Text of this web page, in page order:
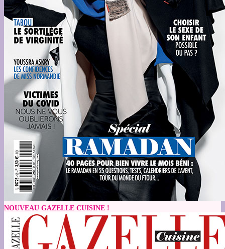
NOUVEAU GAZELLE CUISINE !